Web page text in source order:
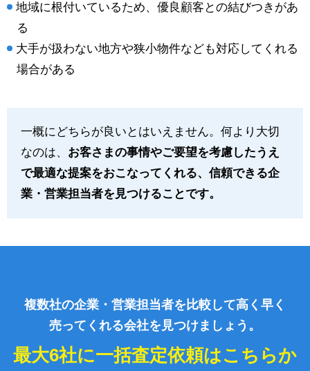
地域に根付いているため、優良顧客との結びつきがあ
る
大手が扱わない地方や狭小物件なども対応してくれる
場合がある
一概にどちらが良いとはいえません。何より大切
なのは、 お客さまの事情やご要望を考慮したうえ
で最適な提案をおこなってくれる、信頼できる企
業・営業担当者を見つけることです。
複数社の企業・営業担当者を比較して高く早く
売ってくれる会社を見つけましょう。
最大6社に一括査定依頼はこちらか